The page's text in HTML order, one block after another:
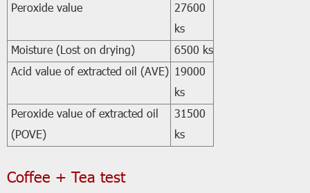
Peroxide value
27600
ks
Moisture (Lost on drying)
6500 ks
Acid value of extracted oil (AVE) 19000
ks
Peroxide value of extracted oil
(POVE)
31500
ks
Coffee + Tea test